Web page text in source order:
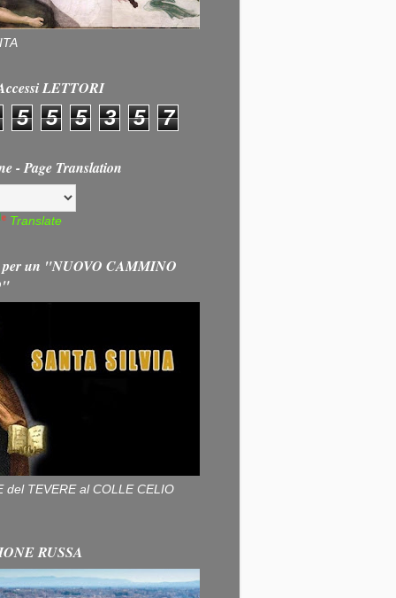
LETTORI
5 5 5 3 5 7
- Page Translation
Translate
per un "NUOVO CAMMINO
del TEVERE al COLLE CELIO
RUSSA